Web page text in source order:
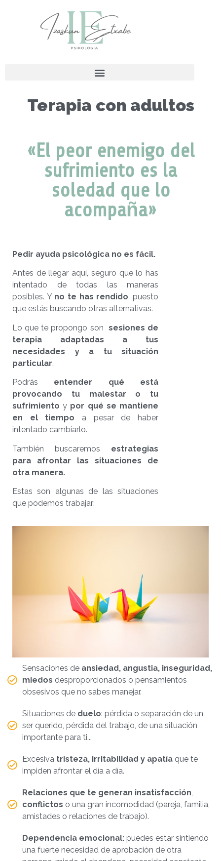
Terapia con adultos
«El peor enemigo del
sufrimiento es la
soledad que lo
acompaña»
Pedir ayuda psicológica no es fácil.
Antes de llegar aquí, seguro que lo has
intentado de todas las maneras
posibles. Y no te has rendido, puesto
que estás buscando otras alternativas.
Lo que te propongo son sesiones de
terapia adaptadas a tus
necesidades y a tu situación
particular.
Podrás entender qué está
provocando tu malestar o tu
sufrimiento y por qué se mantiene
en el tiempo a pesar de haber
intentado cambiarlo.
También buscaremos estrategias
para afrontar las situaciones de
otra manera.
Estas son algunas de las situaciones
que podemos trabajar:
Sensaciones de ansiedad, angustia, inseguridad,
miedos desproporcionados o pensamientos
obsesivos que no sabes manejar.
Situaciones de duelo: pérdida o separación de un
ser querido, pérdida del trabajo, de una situación
importante para ti...
Excesiva tristeza, irritabilidad y apatía que te
impiden afrontar el día a día.
Relaciones que te generan insatisfacción,
conflictos o una gran incomodidad (pareja, familia,
amistades o relaciones de trabajo).
Dependencia emocional: puedes estar sintiendo
una fuerte necesidad de aprobación de otra